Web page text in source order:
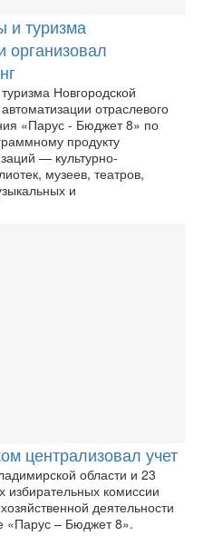
и туризма
организовал
Новгородской
отраслевого
«Парус - Бюджет 8» по
продукту
— культурно-
музеев, театров,
и
централизовал учет
области и 23
избирательных комиссии
деятельности
«Парус – Бюджет 8».